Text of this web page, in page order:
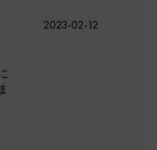
公
2023-02-12